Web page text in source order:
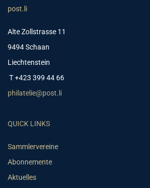
post.li
Alte Zollstrasse 11
9494 Schaan
Liechtenstein
T +423 399 44 66
philatelie@post.li
QUICK LINKS
Sammlervereine
Abonnemente
Aktuelles